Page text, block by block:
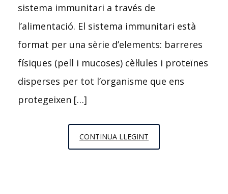
sistema immunitari a través de
l’alimentació. El sistema immunitari està
format per una sèrie d’elements: barreres
físiques (pell i mucoses) cèl·lules i proteïnes
disperses per tot l’organisme que ens
protegeixen […]
CONTINUA LLEGINT
SISTEMA